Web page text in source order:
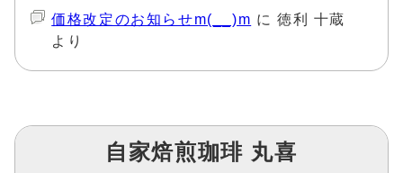
価格改定のお知らせm(__)m に徳利 十蔵
より
自家焙煎珈琲 丸喜